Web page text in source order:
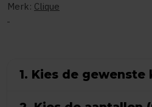
Merk: Clique
1. Kies de gewenste